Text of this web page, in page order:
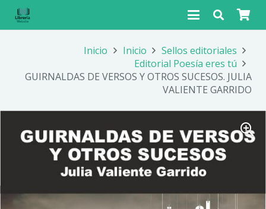
Inicio Inicio
Sellos editoriales
Editorial Poesía eres tú
GUIRNALDAS DE VERSOS Y OTROS SUCESOS. JULIA
VALIENTE GARRIDO